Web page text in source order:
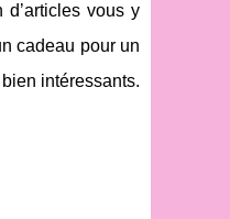
vous y
cadeau pour un
intéressants.